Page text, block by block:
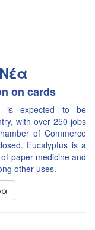
on cards
is expected to be
with over 250 jobs
of Commerce
Eucalyptus is a
paper medicine and
other uses.